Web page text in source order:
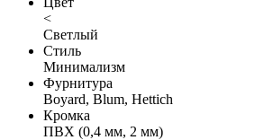
<
Светлый
Стиль
Минимализм
Фурнитура
Boyard, Blum, Hettich
Кромка
ПВХ (0,4 мм, 2 мм)